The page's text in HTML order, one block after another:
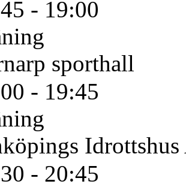
- 19:00
sporthall
- 19:45
Idrottshus
- 20:45